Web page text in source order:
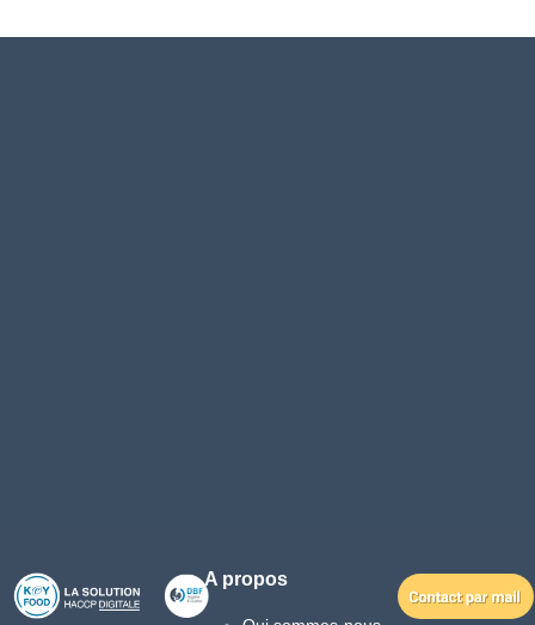
A propos